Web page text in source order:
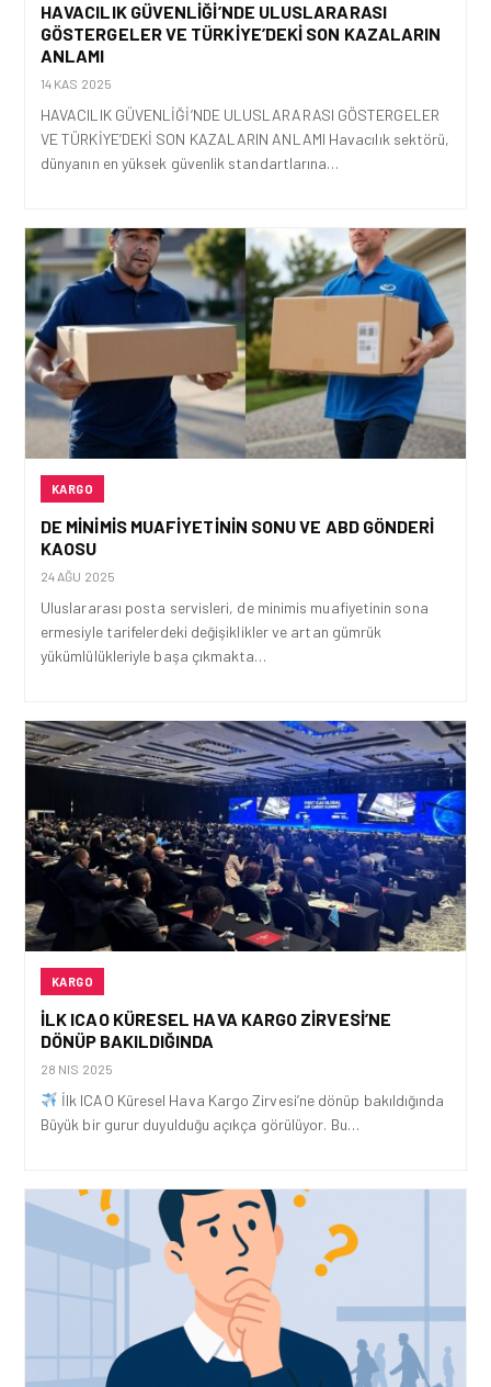
HAVACILIK GÜVENLIĞI’NDE ULUSLARARASI
GÖSTERGELER VE TÜRKIYE’DEKI SON KAZALARIN
ANLAMI
14 KAS 2025
HAVACILIK GÜVENLİĞİ’NDE ULUSLARARASI GÖSTERGELER
VE TÜRKİYE’DEKİ SON KAZALARIN ANLAMI Havacılık sektörü,
dünyanın en yüksek güvenlik standartlarına…
KARGO
DE MINIMIS MUAFIYETININ SONU VE ABD GÖNDERI
KAOSU
24 AĞU 2025
Uluslararası posta servisleri, de minimis muafiyetinin sona
ermesiyle tarifelerdeki değişiklikler ve artan gümrük
yükümlülükleriyle başa çıkmakta…
KARGO
İLK ICAO KÜRESEL HAVA KARGO ZIRVESI’NE
DÖNÜP BAKILDIĞINDA
28 NIS 2025
İlk ICAO Küresel Hava Kargo Zirvesi’ne dönüp bakıldığında
Büyük bir gurur duyulduğu açıkça görülüyor. Bu…